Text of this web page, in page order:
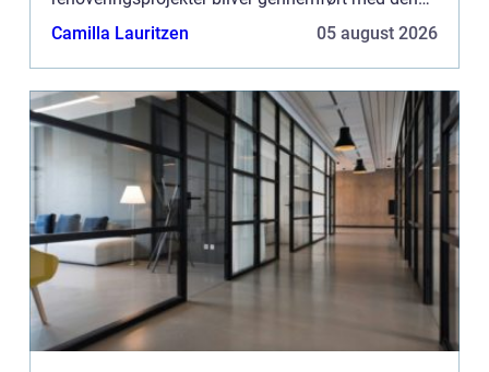
højes...
Camilla Lauritzen 05 august 2026